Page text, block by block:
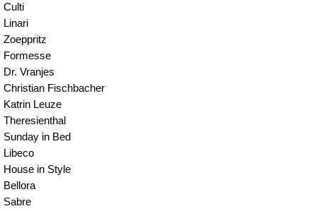
Culti
Linari
Zoeppritz
Formesse
Dr. Vranjes
Christian Fischbacher
Katrin Leuze
Theresienthal
Sunday in Bed
Libeco
House in Style
Bellora
Sabre